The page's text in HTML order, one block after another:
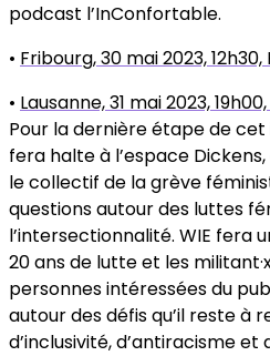
podcast l’InConfortable.
• Fribourg, 30 mai 2023, 12h30,
• Lausanne, 31 mai 2023,
Pour la dernière étape de cet
fera halte à l’espace
le collectif de la grève
questions autour des luttes
l’intersectionnalité. WIE fera
20 ans de lutte et les
personnes intéressées du
autour des défis qu’il reste à
d’inclusivité, d’antiracisme et